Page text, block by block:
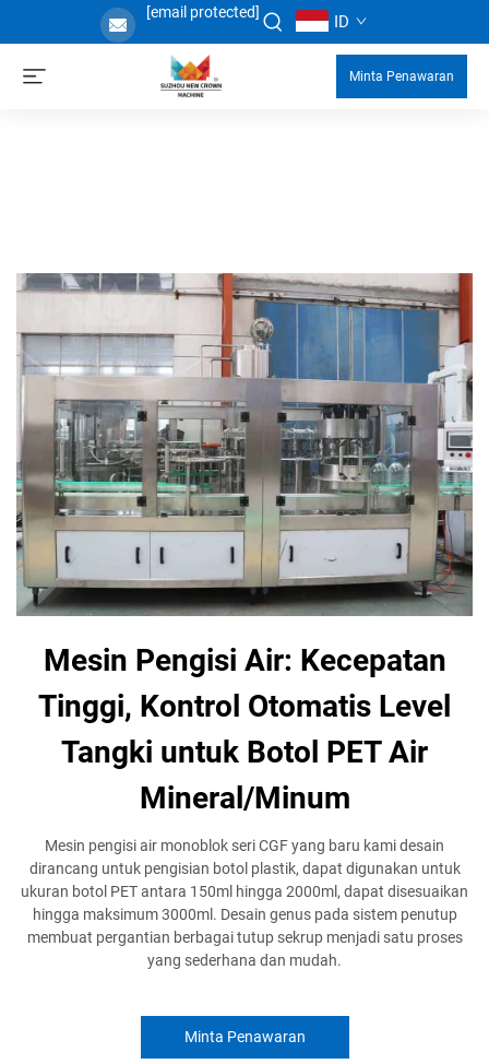
[email protected] ID
Minta Penawaran
Mesin Pengisi Air: Kecepatan
Tinggi, Kontrol Otomatis Level
Tangki untuk Botol PET Air
Mineral/Minum
Mesin pengisi air monoblok seri CGF yang baru kami desain
dirancang untuk pengisian botol plastik, dapat digunakan untuk
ukuran botol PET antara 150ml hingga 2000ml, dapat disesuaikan
hingga maksimum 3000ml. Desain genus pada sistem penutup
membuat pergantian berbagai tutup sekrup menjadi satu proses
yang sederhana dan mudah.
Minta Penawaran